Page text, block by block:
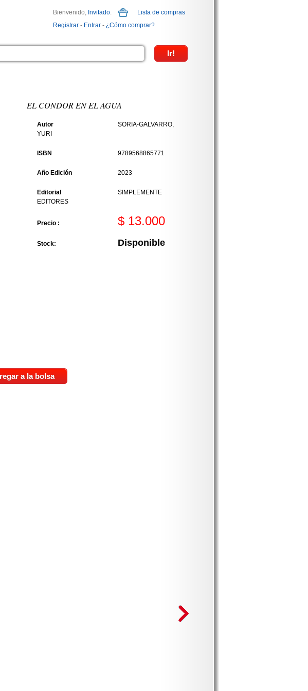
Bienvenido, Invitado.
Lista de compras
Registrar - Entrar - ¿Cómo comprar?
EL CONDOR EN EL AGUA
Autor
SORIA-GALVARRO,
YURI
ISBN 9789568865771
Año Edición 2023
Editorial
SIMPLEMENTE
EDITORES
Precio : $ 13.000
Stock: Disponible